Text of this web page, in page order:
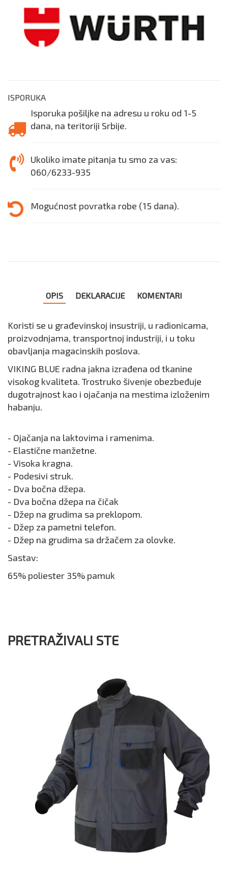
ISPORUKA
Isporuka pošiljke na adresu u roku od 1-5
dana, na teritoriji Srbije.
Ukoliko imate pitanja tu smo za vas:
060/6233-935
Mogućnost povratka robe (15 dana).
OPIS DEKLARACIJE KOMENTARI
Koristi se u građevinskoj insustriji, u radionicama,
proizvodnjama, transportnoj industriji, i u toku
obavljanja magacinskih poslova.
VIKING BLUE radna jakna izrađena od tkanine
visokog kvaliteta. Trostruko šivenje obezbeđuje
dugotrajnost kao i ojačanja na mestima izloženim
habanju.
- Ojačanja na laktovima i ramenima.
- Elastične manžetne.
- Visoka kragna.
- Podesivi struk.
- Dva bočna džepa.
- Dva bočna džepa na čičak
- Džep na grudima sa preklopom.
- Džep za pametni telefon.
- Džep na grudima sa držačem za olovke.
Sastav:
65% poliester 35% pamuk
PRETRAŽIVALI STE